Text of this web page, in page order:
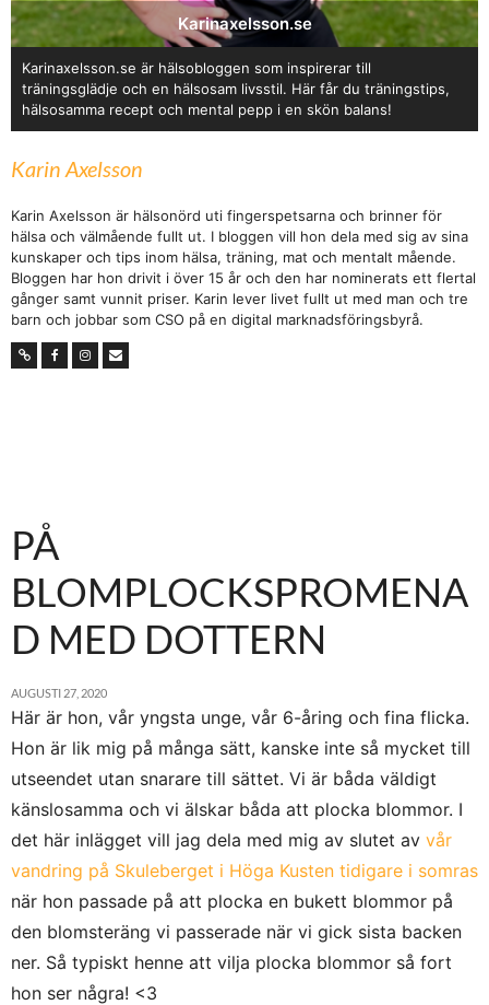
Karinaxelsson.se
Karinaxelsson.se är hälsobloggen som inspirerar till
träningsglädje och en hälsosam livsstil. Här får du träningstips,
hälsosamma recept och mental pepp i en skön balans!
Karin Axelsson
Karin Axelsson är hälsonörd uti fingerspetsarna och brinner för
hälsa och välmående fullt ut. I bloggen vill hon dela med sig av sina
kunskaper och tips inom hälsa, träning, mat och mentalt mående.
Bloggen har hon drivit i över 15 år och den har nominerats ett flertal
gånger samt vunnit priser. Karin lever livet fullt ut med man och tre
barn och jobbar som CSO på en digital marknadsföringsbyrå.
PÅ
BLOMPLOCKSPROMENA
D MED DOTTERN
AUGUSTI 27, 2020
Här är hon, vår yngsta unge, vår 6-åring och fina flicka.
Hon är lik mig på många sätt, kanske inte så mycket till
utseendet utan snarare till sättet. Vi är båda väldigt
känslosamma och vi älskar båda att plocka blommor. I
det här inlägget vill jag dela med mig av slutet av vår
vandring på Skuleberget i Höga Kusten tidigare i somras
när hon passade på att plocka en bukett blommor på
den blomsteräng vi passerade när vi gick sista backen
ner. Så typiskt henne att vilja plocka blommor så fort
hon ser några! <3